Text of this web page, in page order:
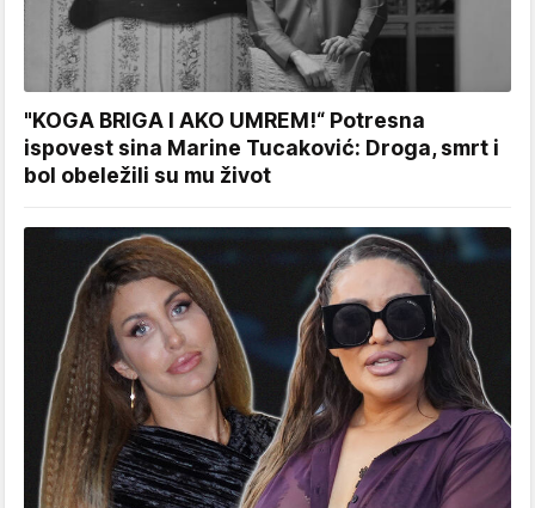
"KOGA BRIGA I AKO UMREM!“ Potresna
ispovest sina Marine Tucaković: Droga, smrt i
bol obeležili su mu život